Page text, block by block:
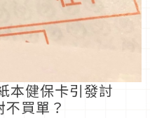
本健保卡引發討
買單？